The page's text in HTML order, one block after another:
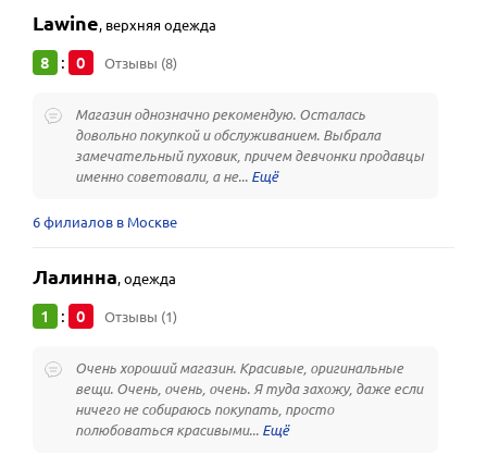
Lawine, верхняя одежда
8 : 0 Отзывы (8)
Магазин однозначно рекомендую. Осталась
довольно покупкой и обслуживанием. Выбрала
замечательный пуховик, причем девчонки продавцы
именно советовали, а не...
6 филиалов в Москве
Лалинна,одежда
1 : 0 Отзывы (1)
Очень хороший магазин. Красивые, оригинальные
вещи. Очень, очень, очень. Я туда захожу, даже если
ничего не собираюсь покупать, просто
полюбоваться красивыми...